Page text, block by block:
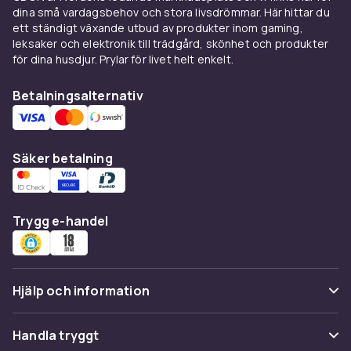
av konsolen med samma kraftfulla prestanda
som originalmodellen. Den tar mindre plats i tv-
bänken utan att kompromissa med
spelupplevelsen.
Bundlepaket med populära
spel
Flera Playstation 5-konsoler säljs som
bundlepaket tillsammans med populära titlar,
till exempel Fortnite och EA Sports FC 26. Det
är ett smidigt sätt att komma igång direkt med
ett spel du redan vet att du vill spela.
DualSense ger fördjupad
kontroll
Playstation 5 erbjuder haptisk feedback och
dina små vardagsbehov och stora livsdrömmar. Här hittar du
ett ständigt växande utbud av produkter inom gaming,
leksaker och elektronik till trädgård, skönhet och produkter
för dina husdjur. Prylar för livet helt enkelt.
Betalningsalternativ
Säker betalning
Trygg e-handel
Hjälp och information
Vanliga frågor
Handla tryggt